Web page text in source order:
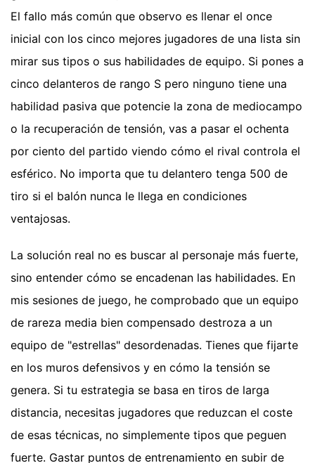
El fallo más común que observo es llenar el once
inicial con los cinco mejores jugadores de una lista sin
mirar sus tipos o sus habilidades de equipo. Si pones a
cinco delanteros de rango S pero ninguno tiene una
habilidad pasiva que potencie la zona de mediocampo
o la recuperación de tensión, vas a pasar el ochenta
por ciento del partido viendo cómo el rival controla el
esférico. No importa que tu delantero tenga 500 de
tiro si el balón nunca le llega en condiciones
ventajosas.
La solución real no es buscar al personaje más fuerte,
sino entender cómo se encadenan las habilidades. En
mis sesiones de juego, he comprobado que un equipo
de rareza media bien compensado destroza a un
equipo de "estrellas" desordenadas. Tienes que fijarte
en los muros defensivos y en cómo la tensión se
genera. Si tu estrategia se basa en tiros de larga
distancia, necesitas jugadores que reduzcan el coste
de esas técnicas, no simplemente tipos que peguen
fuerte. Gastar puntos de entrenamiento en subir de